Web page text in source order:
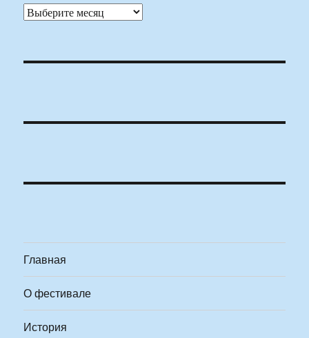
Архивы
Главная
О фестивале
История